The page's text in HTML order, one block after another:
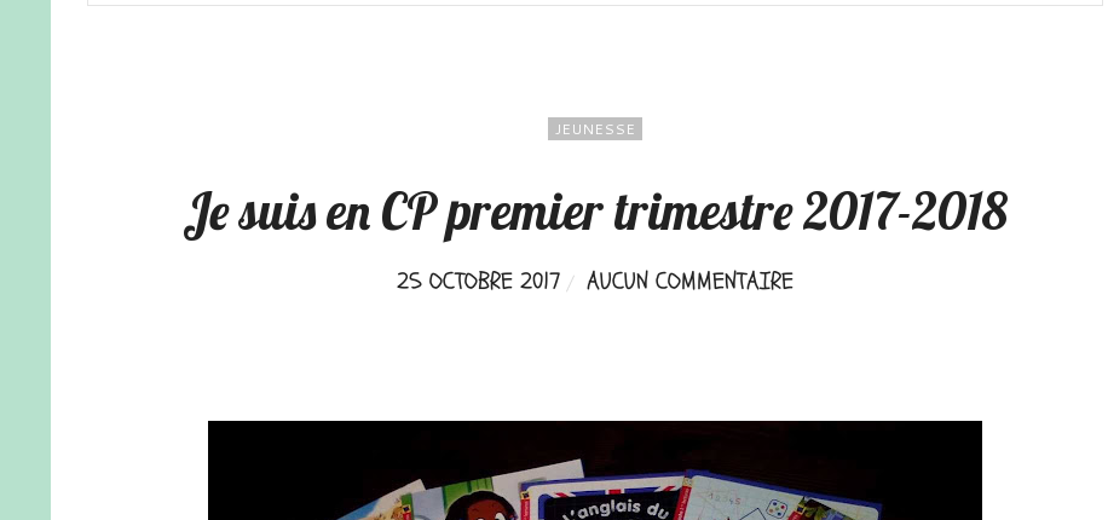
JEUNESSE
Je suis en CP premier trimestre 2017-2018
25 OCTOBRE 2017 AUCUN COMMENTAIRE